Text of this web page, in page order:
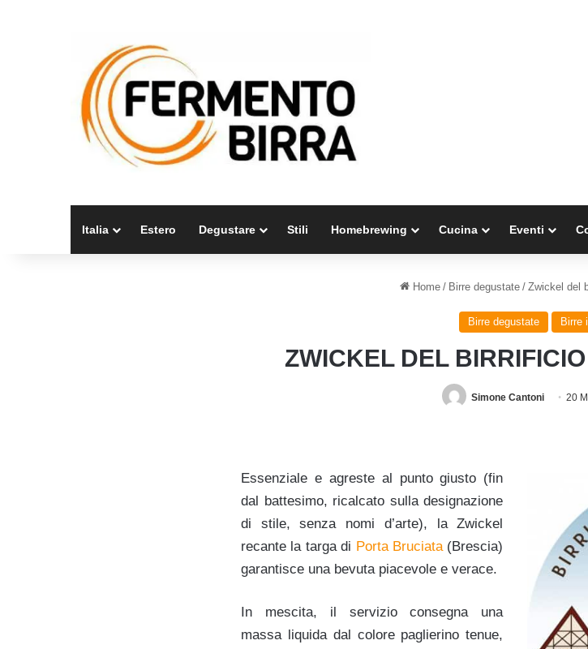
Italia Estero Degustare Stili Homebrewing Cucina Eventi
Home / Birre degustate / Zwickel del
Birre degustate Birre
ZWICKEL DEL
Simone Cantoni 20
Essenziale e agreste al punto giusto (fin
dal battesimo, ricalcato sulla designazione
di stile, senza nomi d’arte), la Zwickel
recante la targa di Porta Bruciata(Brescia)
garantisce una bevuta piacevole e verace.
In mescita, il servizio consegna una
massa liquida dal colore paglierino tenue,